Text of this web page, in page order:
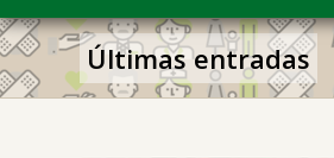
Últimas entradas